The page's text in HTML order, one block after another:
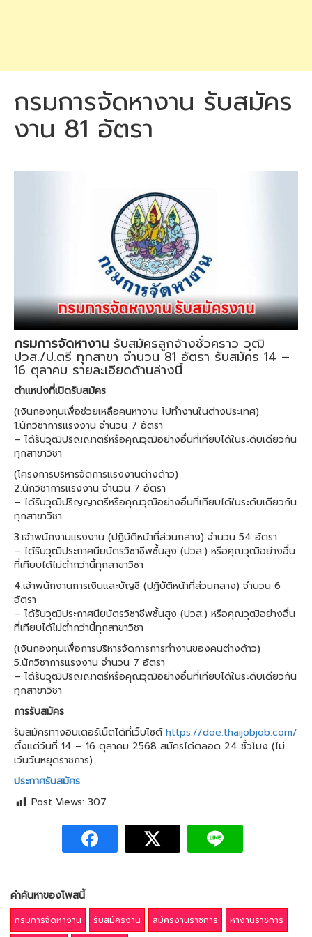
กรมการจัดหางาน รับสมัคร
งาน 81 อัตรา
กรมการจัดหางาน รับสมัครลูกจ้างชั่วคราว วุฒิ
ปวส./ป.ตรี ทุกสาขา จำนวน 81 อัตรา รับสมัคร 14 –
16 ตุลาคม รายละเอียดด้านล่างนี้
ตำแหน่งที่เปิดรับสมัคร
(เงินกองทุนเพื่อช่วยเหลือคนหางาน ไปทำงานในต่างประเทศ)
1.นักวิชาการแรงงาน จำนวน 7 อัตรา
– ได้รับวุฒิปริญญาตรีหรือคุณวุฒิอย่างอื่นที่เทียบได้ในระดับเดียวกัน
ทุกสาขาวิชา
(โครงการบริหารจัดการแรงงานต่างด้าว)
2.นักวิชาการแรงงาน จำนวน 7 อัตรา
– ได้รับวุฒิปริญญาตรีหรือคุณวุฒิอย่างอื่นที่เทียบได้ในระดับเดียวกัน
ทุกสาขาวิชา
3.เจ้าพนักงานแรงงาน (ปฏิบัติหน้าที่ส่วนกลาง) จํานวน 54 อัตรา
– ได้รับวุฒิประกาศนียบัตรวิชาชีพชั้นสูง (ปวส.) หรือคุณวุฒิอย่างอื่น
ที่เทียบได้ไม่ต่ำกว่านี้ทุกสาขาวิชา
4.เจ้าพนักงานการเงินและบัญชี (ปฏิบัติหน้าที่ส่วนกลาง) จํานวน 6
อัตรา
– ได้รับวุฒิประกาศนียบัตรวิชาชีพชั้นสูง (ปวส.) หรือคุณวุฒิอย่างอื่น
ที่เทียบได้ไม่ต่ำกว่านี้ทุกสาขาวิชา
(เงินกองทุนเพื่อการบริหารจัดการการทำงานของคนต่างด้าว)
5.นักวิชาการแรงงาน จำนวน 7 อัตรา
– ได้รับวุฒิปริญญาตรีหรือคุณวุฒิอย่างอื่นที่เทียบได้ในระดับเดียวกัน
ทุกสาขาวิชา
การรับสมัคร
รับสมัครทางอินเตอร์เน็ตได้ที่เว็บไซต์https://doe.thaijobjob.com/
ตั้งแต่วันที่ 14 – 16 ตุลาคม 2568 สมัครได้ตลอด 24 ชั่วโมง (ไม่
เว้นวันหยุดราชการ)
ประกาศรับสมัคร
Post Views: 307
คำค้นหาของโพสนี้
กรมการจัดหางาน รับสมัครงาน สมัครงานราชการ
หางานราชการ